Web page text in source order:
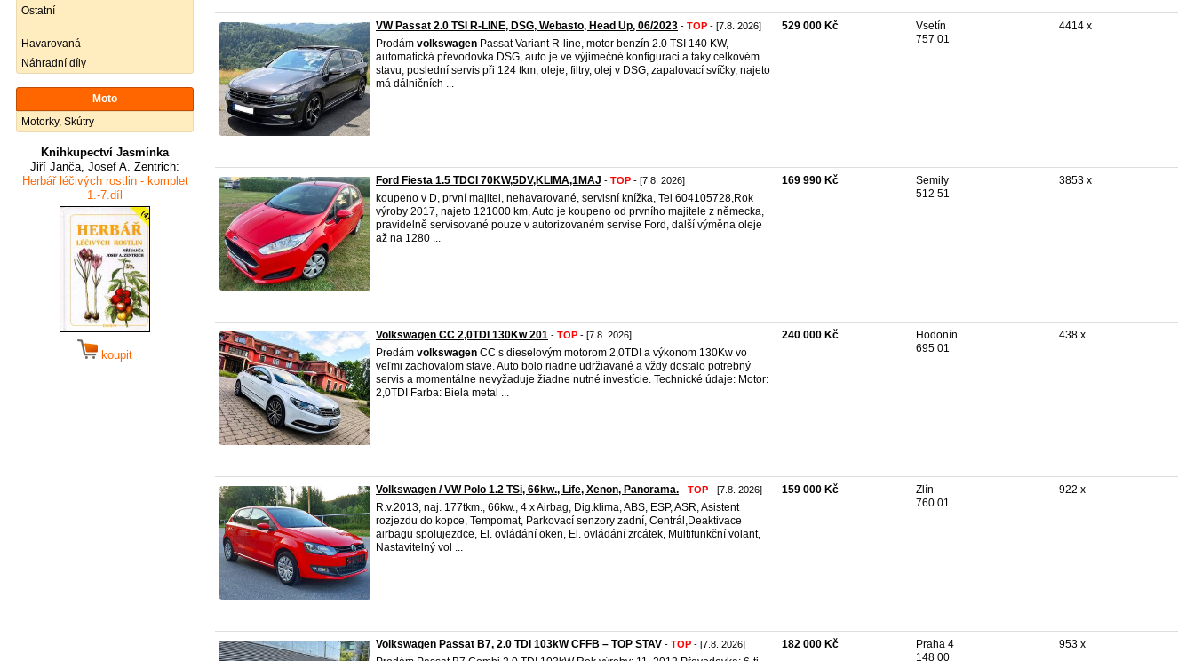
Ostatní
Havarovaná
Náhradní díly
Moto
Motorky, Skútry
Knihkupectví Jasmínka
Jiří Janča, Josef A. Zentrich:
Herbář léčivých rostlin - komplet
1.-7.díl
koupit
VW Passat 2.0 TSI R-LINE, DSG, Webasto, Head Up, 06/2023 - TOP - [7.8. 2026]
Prodám volkswagen Passat Variant R-line, motor benzín 2.0 TSI 140 KW,
automatická převodovka DSG, auto je ve výjimečné konfiguraci a taky celkovém
stavu, poslední servis při 124 tkm, oleje, filtry, olej v DSG, zapalovací svíčky, najeto
má dálničních ...
529 000 Kč
Vsetín
757 01
4414 x
Ford Fiesta 1.5 TDCI 70KW,5DV,KLIMA,1MAJ - TOP - [7.8. 2026]
koupeno v D,​ první majitel,​ nehavarované,​ servisní knížka,​ Tel 604105728,​Rok
výroby 2017, najeto 121000 km, Auto je koupeno od prvního majitele z německa,​
pravidelně servisované pouze v autorizovaném servise Ford,​ další výměna oleje
až na 1280 ...
169 990 Kč
Semily
512 51
3853 x
Volkswagen CC 2,0TDI 130Kw 201 - TOP - [7.8. 2026]
Predám volkswagen CC s dieselovým motorom 2,0TDI a výkonom 130Kw vo
veľmi zachovalom stave. Auto bolo riadne udržiavané a vždy dostalo potrebný
servis a momentálne nevyžaduje žiadne nutné investície. Technické údaje: Motor:
2,0TDI Farba: Biela metal ...
240 000 Kč
Hodonín
695 01
438 x
Volkswagen / VW Polo 1.2 TSi, 66kw., Life, Xenon, Panorama. - TOP - [7.8. 2026]
R.v.2013, naj. 177tkm., 66kw., 4 x Airbag, Dig.klima, ABS, ESP, ASR, Asistent
rozjezdu do kopce, Tempomat, Parkovací senzory zadní, Centrál,Deaktivace
airbagu spolujezdce, El. ovládání oken, El. ovládání zrcátek, Multifunkční volant,
Nastavitelný vol ...
159 000 Kč
Zlín
760 01
922 x
Volkswagen Passat B7, 2.0 TDI 103kW CFFB – TOP STAV - TOP - [7.8. 2026] 182 000 Kč
Praha 4
148 00
953 x